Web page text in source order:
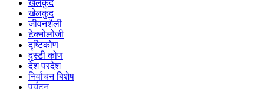
खेलकुद
खेलकुद
जीवनशैली
टेक्नोलोजी
दृष्टिकोण
दृस्टी कोण
देश परदेश
निर्वाचन बिशेष
पर्यटन